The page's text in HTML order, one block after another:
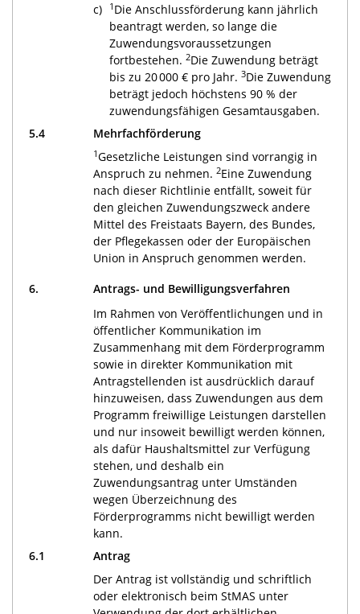
c)
1 Die Anschlussförderung kann jährlich
beantragt werden, so lange die
Zuwendungsvoraussetzungen
fortbestehen. 2Die Zuwendung beträgt
bis zu 20 000 € pro Jahr. 3Die Zuwendung
beträgt jedoch höchstens 90 % der
zuwendungsfähigen Gesamtausgaben.
5.4
Mehrfachförderung
1Gesetzliche Leistungen sind vorrangig in
Anspruch zu nehmen. 2Eine Zuwendung
nach dieser Richtlinie entfällt, soweit für
den gleichen Zuwendungszweck andere
Mittel des Freistaats Bayern, des Bundes,
der Pflegekassen oder der Europäischen
Union in Anspruch genommen werden.
6.
Antrags- und Bewilligungsverfahren
Im Rahmen von Veröffentlichungen und in
öffentlicher Kommunikation im
Zusammenhang mit dem Förderprogramm
sowie in direkter Kommunikation mit
Antragstellenden ist ausdrücklich darauf
hinzuweisen, dass Zuwendungen aus dem
Programm freiwillige Leistungen darstellen
und nur insoweit bewilligt werden können,
als dafür Haushaltsmittel zur Verfügung
stehen, und deshalb ein
Zuwendungsantrag unter Umständen
wegen Überzeichnung des
Förderprogramms nicht bewilligt werden
kann.
6.1
Antrag
Der Antrag ist vollständig und schriftlich
oder elektronisch beim StMAS unter